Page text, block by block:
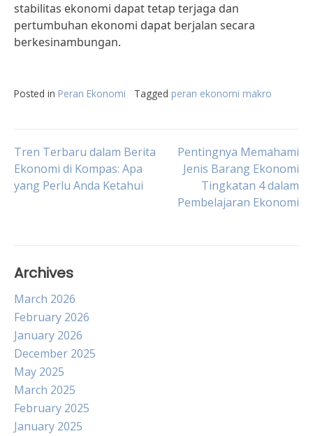
stabilitas ekonomi dapat tetap terjaga dan
pertumbuhan ekonomi dapat berjalan secara
berkesinambungan.
Posted in Peran Ekonomi Tagged peran ekonomi makro
Post
navigation
Tren Terbaru dalam Berita
Ekonomi di Kompas: Apa
yang Perlu Anda Ketahui
Pentingnya Memahami
Jenis Barang Ekonomi
Tingkatan 4 dalam
Pembelajaran Ekonomi
Archives
March 2026
February 2026
January 2026
December 2025
May 2025
March 2025
February 2025
January 2025